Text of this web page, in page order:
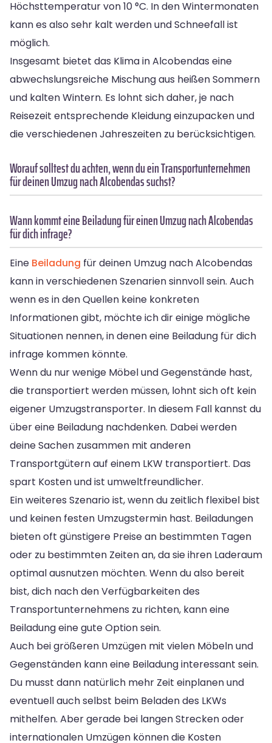
Höchsttemperatur von 10 °C. In den Wintermonaten
kann es also sehr kalt werden und Schneefall ist
möglich.
Insgesamt bietet das Klima in Alcobendas eine
abwechslungsreiche Mischung aus heißen Sommern
und kalten Wintern. Es lohnt sich daher, je nach
Reisezeit entsprechende Kleidung einzupacken und
die verschiedenen Jahreszeiten zu berücksichtigen.
Worauf solltest du achten, wenn du ein Transportunternehmen
für deinen Umzug nach Alcobendas suchst?
Wann kommt eine Beiladung für einen Umzug nach Alcobendas
für dich infrage?
Eine Beiladung für deinen Umzug nach Alcobendas
kann in verschiedenen Szenarien sinnvoll sein. Auch
wenn es in den Quellen keine konkreten
Informationen gibt, möchte ich dir einige mögliche
Situationen nennen, in denen eine Beiladung für dich
infrage kommen könnte.
Wenn du nur wenige Möbel und Gegenstände hast,
die transportiert werden müssen, lohnt sich oft kein
eigener Umzugstransporter. In diesem Fall kannst du
über eine Beiladung nachdenken. Dabei werden
deine Sachen zusammen mit anderen
Transportgütern auf einem LKW transportiert. Das
spart Kosten und ist umweltfreundlicher.
Ein weiteres Szenario ist, wenn du zeitlich flexibel bist
und keinen festen Umzugstermin hast. Beiladungen
bieten oft günstigere Preise an bestimmten Tagen
oder zu bestimmten Zeiten an, da sie ihren Laderaum
optimal ausnutzen möchten. Wenn du also bereit
bist, dich nach den Verfügbarkeiten des
Transportunternehmens zu richten, kann eine
Beiladung eine gute Option sein.
Auch bei größeren Umzügen mit vielen Möbeln und
Gegenständen kann eine Beiladung interessant sein.
Du musst dann natürlich mehr Zeit einplanen und
eventuell auch selbst beim Beladen des LKWs
mithelfen. Aber gerade bei langen Strecken oder
internationalen Umzügen können die Kosten